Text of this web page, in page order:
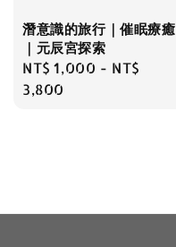
潛意識的旅行｜催眠療癒
｜元辰宮探索
Regular
price
NT$ 1,000 - NT$
3,800